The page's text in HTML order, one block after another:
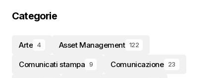
Categorie
Arte 4 Asset Management 122
Comunicati stampa 9 Comunicazione 23